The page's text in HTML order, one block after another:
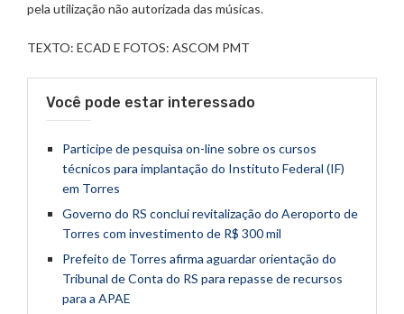
pela utilização não autorizada das músicas.
TEXTO: ECAD E FOTOS: ASCOM PMT
Você pode estar interessado
Participe de pesquisa on-line sobre os cursos
técnicos para implantação do Instituto Federal (IF)
em Torres
Governo do RS conclui revitalização do Aeroporto de
Torres com investimento de R$ 300 mil
Prefeito de Torres afirma aguardar orientação do
Tribunal de Conta do RS para repasse de recursos
para a APAE